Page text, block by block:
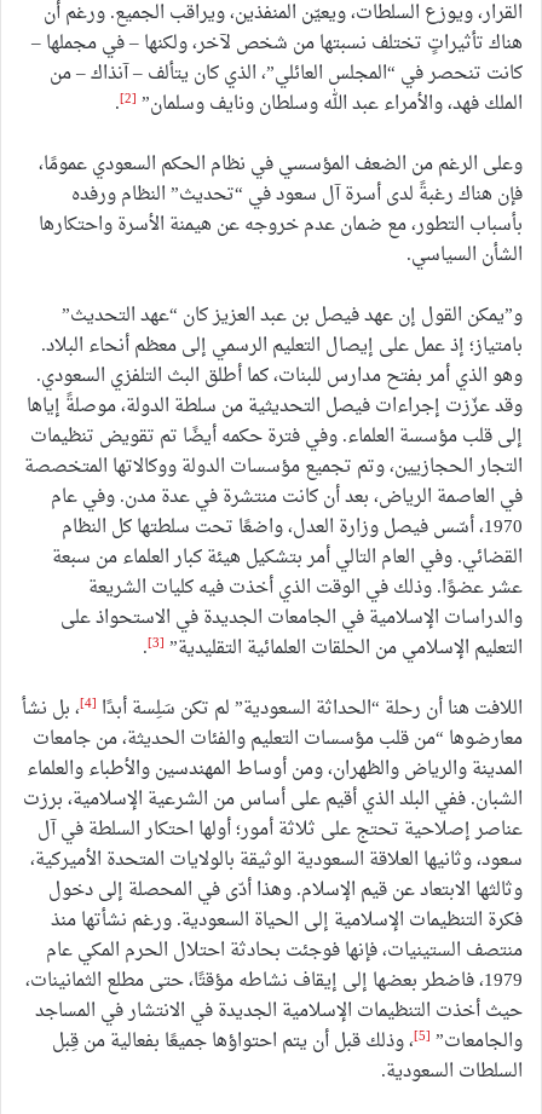
القرار، ويوزع السلطات، ويعيّن المنفذين، ويراقب الجميع. ورغم أن
هناك تأثيراتٍ تختلف نسبتها من شخص لآخر، ولكنها – في مجملها –
كانت تنحصر في “المجلس العائلي”، الذي كان يتألف – آنذاك – من
الملك فهد، والأمراء عبد الله وسلطان ونايف وسلمان” [2]
.
وعلى الرغم من الضعف المؤسسي في نظام الحكم السعودي عمومًا،
فإن هناك رغبةً لدى أسرة آل سعود في “تحديث” النظام ورفده
بأسباب التطور، مع ضمان عدم خروجه عن هيمنة الأسرة واحتكارها
الشأن السياسي.
و”يمكن القول إن عهد فيصل بن عبد العزيز كان “عهد التحديث”
بامتياز؛ إذ عمل على إيصال التعليم الرسمي إلى معظم أنحاء البلاد.
وهو الذي أمر بفتح مدارس للبنات، كما أطلق البث التلفزي السعودي.
وقد عزّزت إجراءات فيصل التحديثية من سلطة الدولة، موصلةً إياها
إلى قلب مؤسسة العلماء. وفي فترة حكمه أيضًا تم تقويض تنظيمات
التجار الحجازيين، وتم تجميع مؤسسات الدولة ووكالاتها المتخصصة
في العاصمة الرياض، بعد أن كانت منتشرة في عدة مدن. وفي عام
1970، أسّس فيصل وزارة العدل، واضعًا تحت سلطتها كل النظام
القضائي. وفي العام التالي أمر بتشكيل هيئة كبار العلماء من سبعة
عشر عضوًا. وذلك في الوقت الذي أخذت فيه كليات الشريعة
والدراسات الإسلامية في الجامعات الجديدة في الاستحواذ على
التعليم الإسلامي من الحلقات العلمائية التقليدية” [3]
.
اللافت هنا أن رحلة “الحداثة السعودية” لم تكن سَلِسة أبدًا [4] ، بل نشأ
معارضوها “من قلب مؤسسات التعليم والفئات الحديثة، من جامعات
المدينة والرياض والظهران، ومن أوساط المهندسين والأطباء والعلماء
الشبان. ففي البلد الذي أقيم على أساس من الشرعية الإسلامية، برزت
عناصر إصلاحية تحتج على ثلاثة أمور؛ أولها احتكار السلطة في آل
سعود، وثانيها العلاقة السعودية الوثيقة بالولايات المتحدة الأميركية،
وثالثها الابتعاد عن قيم الإسلام. وهذا أدّى في المحصلة إلى دخول
فكرة التنظيمات الإسلامية إلى الحياة السعودية. ورغم نشأتها منذ
منتصف الستينيات، فإنها فوجئت بحادثة احتلال الحرم المكي عام
1979، فاضطر بعضها إلى إيقاف نشاطه مؤقتًا، حتى مطلع الثمانينات،
حيث أخذت التنظيمات الإسلامية الجديدة في الانتشار في المساجد
والجامعات” [5] ، وذلك قبل أن يتم احتواؤها جميعًا بفعالية من قِبل
السلطات السعودية.